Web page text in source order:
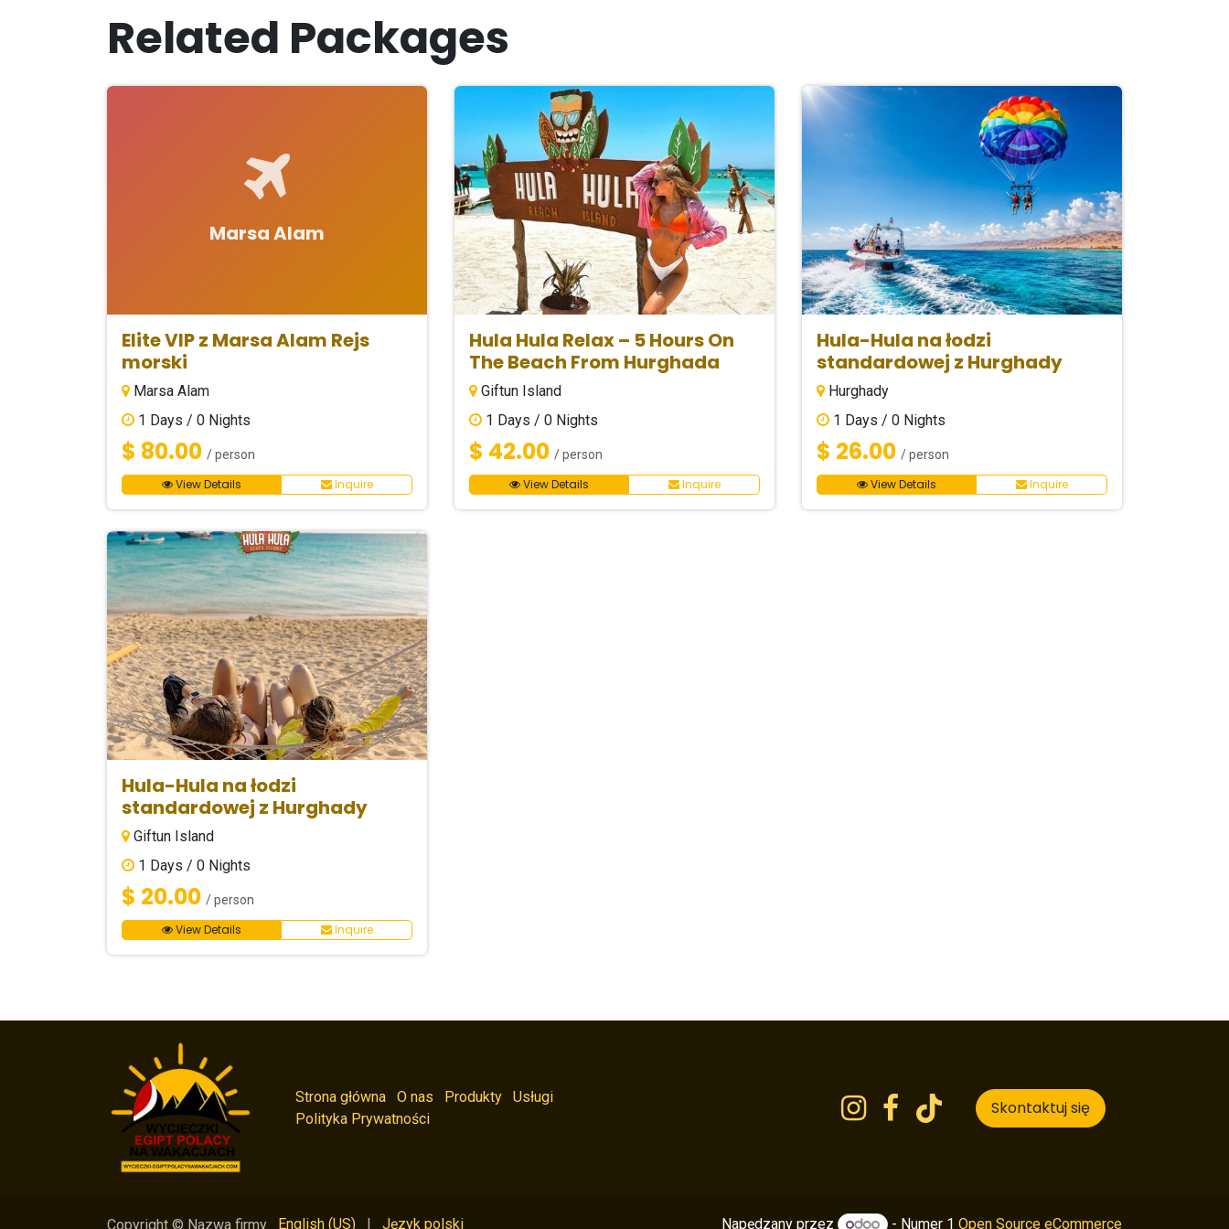
Related Packages
Marsa Alam
Elite VIP z Marsa Alam Rejs
morski
Marsa Alam
1 Days / 0 Nights
$ 80.00 / person
View Details Inquire
Hula Hula Relax – 5 Hours On
The Beach From Hurghada
Giftun Island
1 Days / 0 Nights
$ 42.00 / person
View Details Inquire
Hula-Hula na łodzi
standardowej z Hurghady
Hurghady
1 Days / 0 Nights
$ 26.00 / person
View Details Inquire
Hula-Hula na łodzi
standardowej z Hurghady
Giftun Island
1 Days / 0 Nights
$ 20.00 / person
View Details Inquire
Strona główna O nas Produkty
Usługi
Polityka Prywatności
Skontaktuj się
Copyright © Nazwa firmy English (US) | Język polski Napędzany przez - Numer 1 Open Source eCommerce